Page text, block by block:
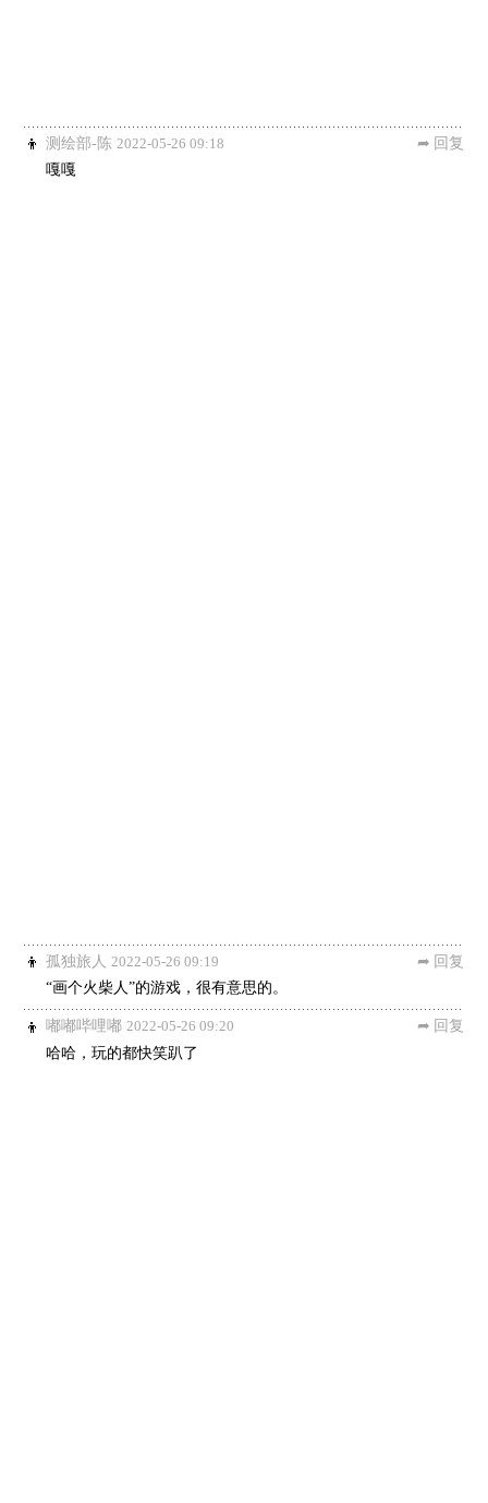
测绘部-陈 2022-05-26 09:18
嘎嘎
回复
孤独旅人 2022-05-26 09:19
“画个火柴人”的游戏，很有意思的。
回复
嘟嘟哔哩嘟 2022-05-26 09:20
哈哈，玩的都快笑趴了
回复